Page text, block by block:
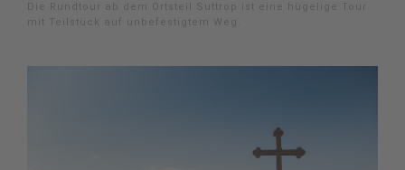
Die Rundtour ab dem Ortsteil Suttrop ist eine hügelige Tour
mit Teilstück auf unbefestigtem Weg.